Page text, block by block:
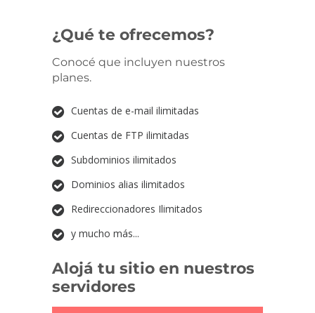
¿Qué te ofrecemos?
Conocé que incluyen nuestros
planes.
Cuentas de e-mail ilimitadas
Cuentas de FTP ilimitadas
Subdominios ilimitados
Dominios alias ilimitados
Redireccionadores Ilimitados
y mucho más...
Alojá tu sitio en nuestros
servidores